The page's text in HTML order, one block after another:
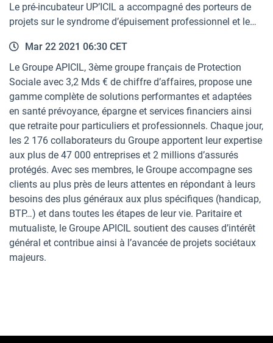
Le pré-incubateur UP’ICIL a accompagné des porteurs de
projets sur le syndrome d’épuisement professionnel et le…
Mar 22 2021 06:30 CET
Le Groupe APICIL, 3ème groupe français de Protection
Sociale avec 3,2 Mds € de chiffre d’affaires, propose une
gamme complète de solutions performantes et adaptées
en santé prévoyance, épargne et services financiers ainsi
que retraite pour particuliers et professionnels. Chaque jour,
les 2 176 collaborateurs du Groupe apportent leur expertise
aux plus de 47 000 entreprises et 2 millions d’assurés
protégés. Avec ses membres, le Groupe accompagne ses
clients au plus près de leurs attentes en répondant à leurs
besoins des plus généraux aux plus spécifiques (handicap,
BTP…) et dans toutes les étapes de leur vie. Paritaire et
mutualiste, le Groupe APICIL soutient des causes d’intérêt
général et contribue ainsi à l’avancée de projets sociétaux
majeurs.